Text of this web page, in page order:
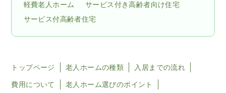
軽費老人ホーム
サービス付き高齢者向け住宅
サービス付高齢者住宅
トップページ 老人ホームの種類 入居までの流れ
費用について 老人ホーム選びのポイント